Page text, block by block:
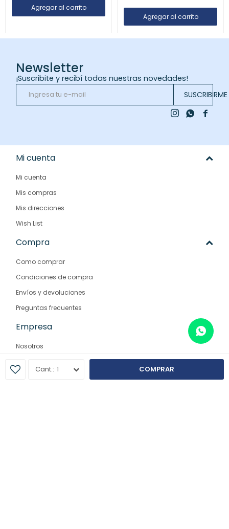
1 COMPRAR
Newsletter
¡Suscribite y recibí todas nuestras novedades!
SUSCRIBIRME

 
Mi cuenta
Mi cuenta
Mis compras
Mis direcciones
Wish List
Compra
Como comprar
Condiciones de compra
Envíos y devoluciones
Preguntas frecuentes
Empresa
Nosotros